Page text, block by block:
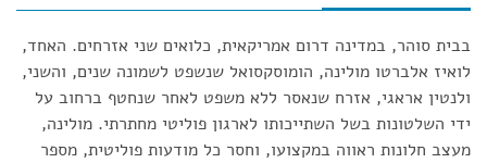
בבית סוהר, במדינה דרום אמריקאית, כלואים שני אזרחים. האחד,
לואיז אלברטו מולינה, הומוסקסואל שנשפט לשמונה שנים, והשני,
ולנטין אראגי, אזרח שנאסר ללא משפט לאחר שנחטף ברחוב על
ידי השלטונות בשל השתייכותו לארגון פוליטי מחתרתי. מולינה,
מעצב חלונות ראווה במקצועו, וחסר כל מודעות פוליטית, מספר